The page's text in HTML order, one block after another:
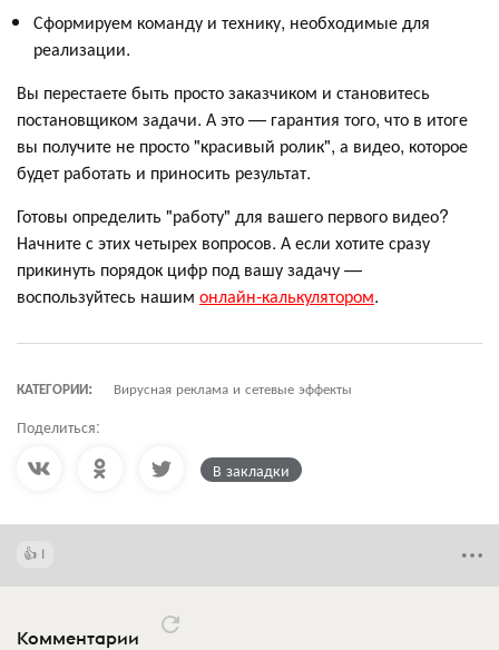
Сформируем команду и технику, необходимые для
реализации.
Вы перестаете быть просто заказчиком и становитесь
постановщиком задачи. А это — гарантия того, что в итоге
вы получите не просто "красивый ролик", а видео, которое
будет работать и приносить результат.
Готовы определить "работу" для вашего первого видео?
Начните с этих четырех вопросов. А если хотите сразу
прикинуть порядок цифр под вашу задачу —
воспользуйтесь нашим онлайн-калькулятором.
КАТЕГОРИИ: Вирусная реклама и сетевые эффекты
Поделиться:
В закладки
1
Комментарии